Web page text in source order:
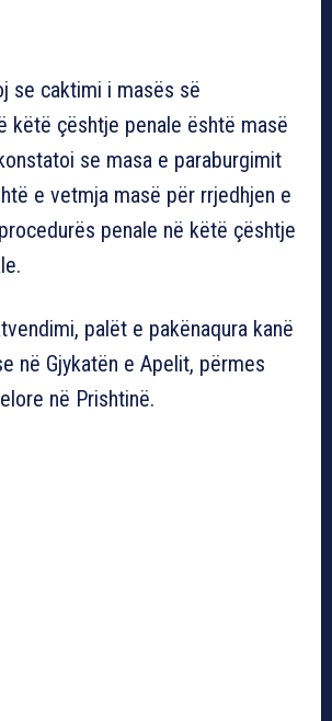
se caktimi i masës së
këtë çështje penale është masë
se masa e paraburgimit
e vetmja masë për rrjedhjen e
penale në këtë çështje
palët e pakënaqura kanë
në Gjykatën e Apelit, përmes
në Prishtinë.